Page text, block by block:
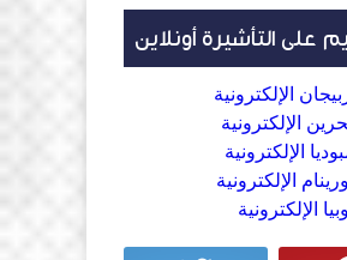
على التأشيرة أونلاين
الإلكترونية
الإلكترونية
الإلكترونية
الإلكترونية
الإلكترونية